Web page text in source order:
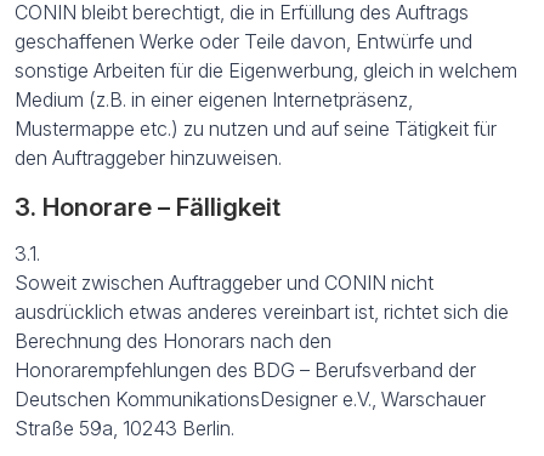
CONIN bleibt berechtigt, die in Erfüllung des Auftrags
geschaffenen Werke oder Teile davon, Entwürfe und
sonstige Arbeiten für die Eigenwerbung, gleich in welchem
Medium (z.B. in einer eigenen Internetpräsenz,
Mustermappe etc.) zu nutzen und auf seine Tätigkeit für
den Auftraggeber hinzuweisen.
3. Honorare – Fälligkeit
3.1.
Soweit zwischen Auftraggeber und CONIN nicht
ausdrücklich etwas anderes vereinbart ist, richtet sich die
Berechnung des Honorars nach den
Honorarempfehlungen des BDG – Berufsverband der
Deutschen KommunikationsDesigner e.V., Warschauer
Straße 59a, 10243 Berlin.